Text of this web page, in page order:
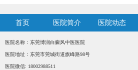
首页 医院简介 医院动态
医院名称：东莞博润白癜风中医医院
医院地址：东莞市莞城街道旗峰路98号
医院微信: 18002988511